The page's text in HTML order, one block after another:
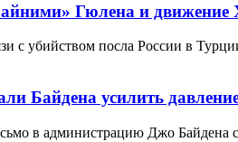
Гюлена и движение
с убийством посла России в
Байдена усилить
в администрацию Джо Байдена с